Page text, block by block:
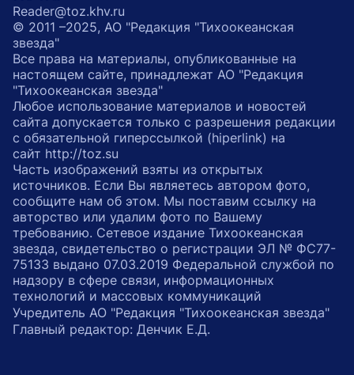
Reader@toz.khv.ru
© 2011 –2025, АО "Редакция "Тихоокеанская
звезда"
Все права на материалы, опубликованные на
настоящем сайте, принадлежат АО "Редакция
"Тихоокеанская звезда"
Любое использование материалов и новостей
сайта допускается только с разрешения редакции
с обязательной гиперссылкой (hiperlink) на
сайт http://toz.su
Часть изображений взяты из открытых
источников. Если Вы являетесь автором фото,
сообщите нам об этом. Мы поставим ссылку на
авторство или удалим фото по Вашему
требованию. Сетевое издание Тихоокеанская
звезда, свидетельство о регистрации ЭЛ № ФС77-
75133 выдано 07.03.2019 Федеральной службой по
надзору в сфере связи, информационных
технологий и массовых коммуникаций
Учредитель АО "Редакция "Тихоокеанская звезда"
Главный редактор: Денчик Е.Д.